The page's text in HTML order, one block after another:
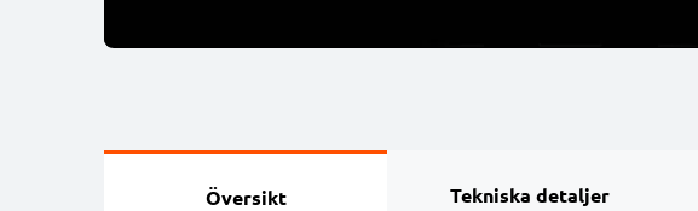
Översikt Tekniska detaljer